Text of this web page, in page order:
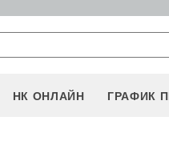
НК ОНЛАЙН ГРАФИК